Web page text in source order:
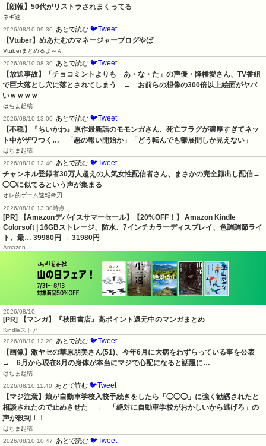
【朗報】50代がリストラされまくってる
ネギ速
2026/08/10 09:30 あとで読む 🐦Tweet
【Vtuber】めあたむのマネージャーブログやば
Vtuberまとめるよ～ん
2026/08/10 08:30 あとで読む 🐦Tweet
【放送事故】「チョコミントよりも　あ・な・た」の声優・降幡愛さん、TV番組
で巨大落とし穴に落とされてしまう　→　お前らの想像の300倍以上絵面がヤバ
いｗｗｗｗ
はちま起稿
2026/08/10 13:00 あとで読む 🐦Tweet
【不穏】『ちいかわ』原作最新話のモモンガさん、死亡フラグが濃厚すぎてネッ
ト中がザワつく…　「悪の報い開始か」「どう転んでも鬱展開しか見えない」
はちま起稿
2026/08/10 12:40 あとで読む 🐦Tweet
チャンネル登録者30万人超えの人気女性配信者さん、まさかの完全顔出し配信→
◯◯に似てるという声が集まる
オレ的ゲーム速報＠刃
2026/08/10 13:30時点
[PR] 【Amazonデバイスサマーセール】【20%OFF！】 Amazon Kindle
Colorsoft | 16GBストレージ、防水、7インチカラーディスプレイ、色調調節ライ
ト、最… 39980円 → 31980円
Amazon
2026/08/10
[PR] 【マンガ】『秋田書店』高ポイント還元中のマンガまとめ
Kindleストア
2026/08/10 12:20
あとで読む 🐦Tweet
【画像】激ヤセの華原朋美さん(51)、今年6月に大病をわずらっている事を公表
→　6月から現在8月の身体が本当にマジで心配になると話題に…
はちま起稿
2026/08/10 11:40
あとで読む 🐦Tweet
【マジ注意】娘が自動車学校入校手続きをしたら「◯◯◯」に強く勧誘されたと
相談されたので止めさせた　→　「絶対に自動車学校がおかしいから逃げろ」の
声が殺到！！
はちま起稿
2026/08/10 10:47
あとで読む 🐦Tweet